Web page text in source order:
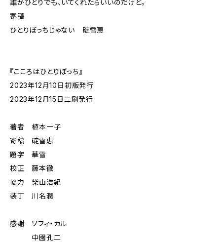
誰かひとりでも、いてくれたらいいのだけど。
寄稿
ひとりぼっちじゃない 碇雪恵
『こころはひとりぼっち』
2023年12月10日初版発行
2023年12月15日二刷発行
著者 植本一子
寄稿 碇雪恵
題字 華雪
校正 藤本徹
協力 柴山浩紀
装丁 川名潤
感謝 ソフィ・カル
中園孔二